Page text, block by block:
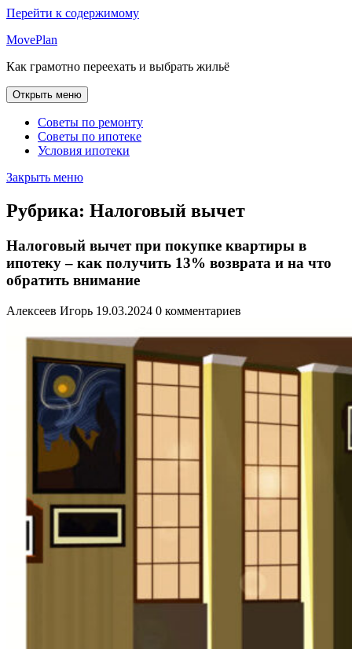
Перейти к содержимому
MovePlan
Как грамотно переехать и выбрать жильё
Открыть меню
Советы по ремонту
Советы по ипотеке
Условия ипотеки
Закрыть меню
Рубрика: Налоговый вычет
Налоговый вычет при покупке квартиры в
ипотеку – как получить 13% возврата и на что
обратить внимание
Алексеев Игорь 19.03.2024 0 комментариев